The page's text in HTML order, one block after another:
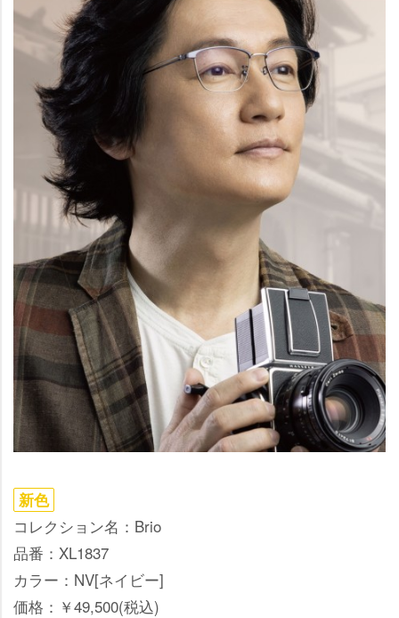
新色
コレクション名：Brio
品番：XL1837
カラー：NV[ネイビー]
価格：￥49,500(税込)